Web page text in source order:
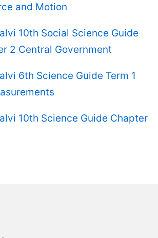
and Motion
10th Social Science Guide
2 Central Government
6th Science Guide Term 1
10th Science Guide Chapter